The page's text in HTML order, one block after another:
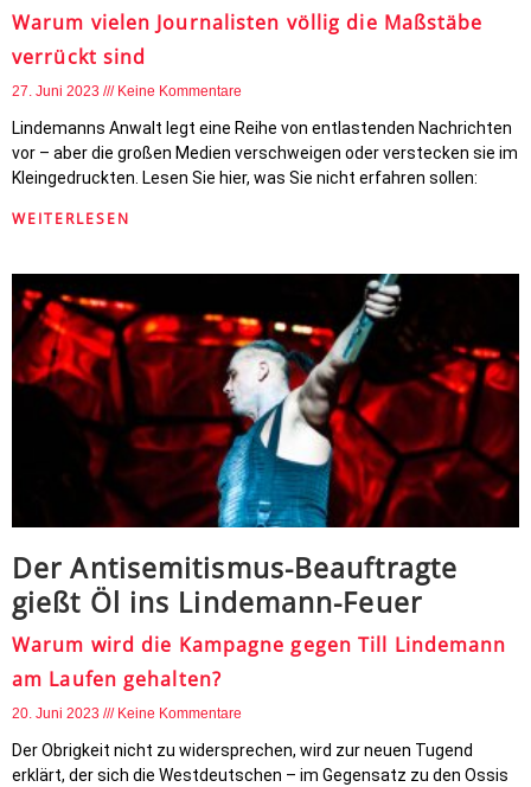
Warum vielen Journalisten völlig die Maßstäbe
verrückt sind
27. Juni 2023 Keine Kommentare
Lindemanns Anwalt legt eine Reihe von entlastenden Nachrichten
vor – aber die großen Medien verschweigen oder verstecken sie im
Kleingedruckten. Lesen Sie hier, was Sie nicht erfahren sollen:
WEITERLESEN
Der Antisemitismus-Beauftragte
gießt Öl ins Lindemann-Feuer
Warum wird die Kampagne gegen Till Lindemann
am Laufen gehalten?
20. Juni 2023 Keine Kommentare
Der Obrigkeit nicht zu widersprechen, wird zur neuen Tugend
erklärt, der sich die Westdeutschen – im Gegensatz zu den Ossis